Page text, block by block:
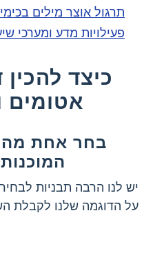
תרגול אוצר מילים
פעילויות מדע ומערכי
כיצד
אטומים
בחר אחת
יש לנו הרבה תבניות
על הדוגמה שלנו לקבלת